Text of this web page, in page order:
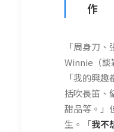
作
「周身刀
Winnie（談
「我的興
括吹長笛、
甜品等。」
生。「我不